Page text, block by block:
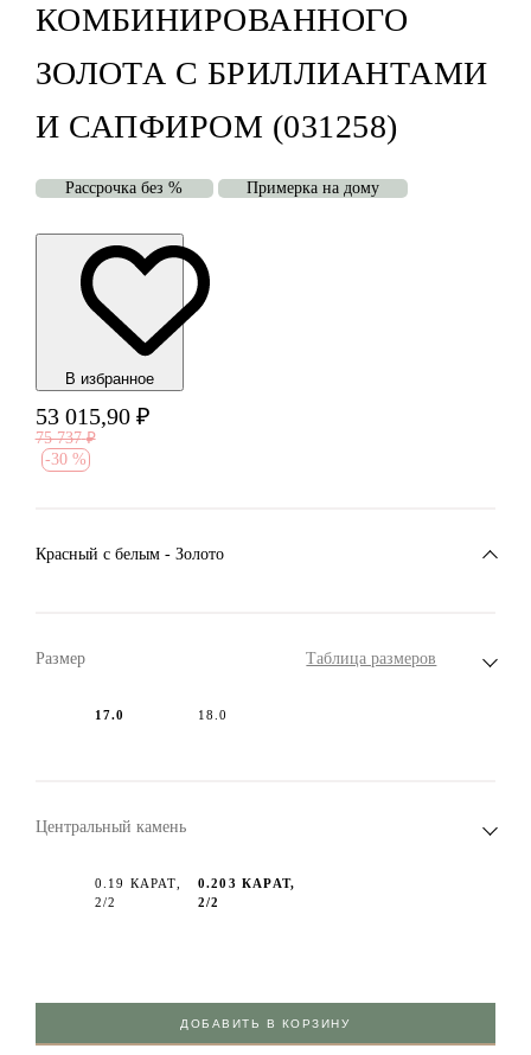
КОМБИНИРОВАННОГО
ЗОЛОТА С БРИЛЛИАНТАМИ
И САПФИРОМ (031258)
Рассрочка без % Примерка на дому
В избранноe
53 015,90 ₽
75 737 ₽
-30 %
Красный c белым - Золото
Размер Таблица размеров
17.0 18.0
Центральный камень
0.19 КАРАТ,
2/2
0.203 КАРАТ,
2/2
ДОБАВИТЬ В КОРЗИНУ